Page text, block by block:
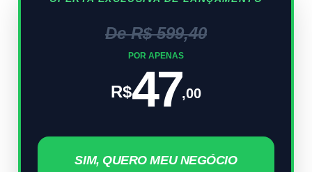
De R$ 599,40
POR APENAS
R$47,00
SIM, QUERO MEU NEGÓCIO